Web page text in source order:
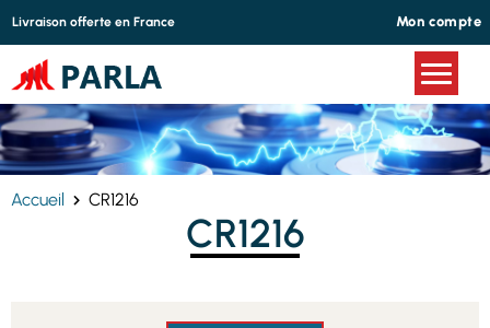
Livraison offerte en France Mon compte
Accueil CR1216
CR1216
Panneau de gestion des cookies